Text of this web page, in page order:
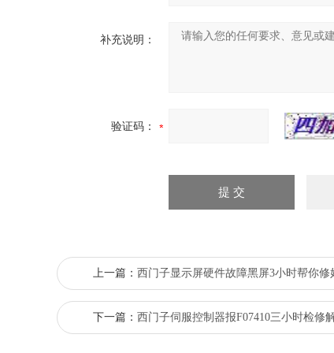
补充说明：
验证码：
上一篇： 西门子显示屏硬件故障黑屏3小时帮你修
下一篇： 西门子伺服控制器报F07410三小时检修